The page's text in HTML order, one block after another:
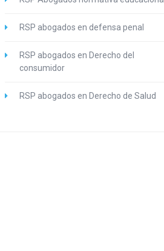
RSP abogados en defensa penal
RSP abogados en Derecho del
consumidor
RSP abogados en Derecho de Salud